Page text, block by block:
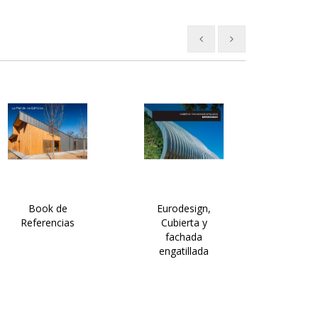
Book de
Referencias
Eurodesign,
Cubierta y
fachada
engatillada